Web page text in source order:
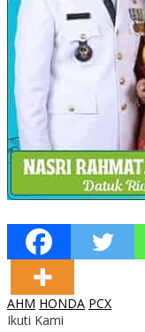
AHM HONDA PCX
Ikuti Kami